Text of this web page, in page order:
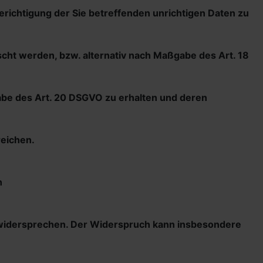
der Sie betreffenden unrichtigen Daten zu
werden, bzw. alternativ nach Maßgabe des Art. 18
des Art. 20 DSGVO zu erhalten und deren
Der Widerspruch kann insbesondere